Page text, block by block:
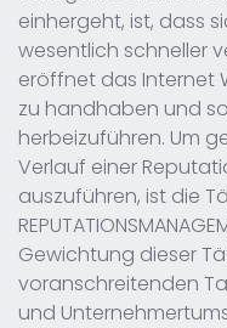
einhergeht, ist, dass
wesentlich schneller
eröffnet das Internet
zu handhaben und
herbeizuführen. Um
Verlauf einer
auszuführen, ist die
Gewichtung dieser
voranschreitenden
und